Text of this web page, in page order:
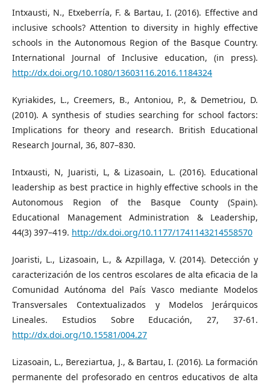
Intxausti, N., Etxeberría, F. & Bartau, I. (2016). Effective and
inclusive schools? Attention to diversity in highly effective
schools in the Autonomous Region of the Basque Country.
International Journal of Inclusive education, (in press).
http://dx.doi.org/10.1080/13603116.2016.1184324
Kyriakides, L., Creemers, B., Antoniou, P., & Demetriou, D.
(2010). A synthesis of studies searching for school factors:
Implications for theory and research. British Educational
Research Journal, 36, 807–830.
Intxausti, N, Juaristi, L, & Lizasoain, L. (2016). Educational
leadership as best practice in highly effective schools in the
Autonomous Region of the Basque County (Spain).
Educational Management Administration & Leadership,
44(3) 397–419. http://dx.doi.org/10.1177/1741143214558570
Joaristi, L., Lizasoain, L., & Azpillaga, V. (2014). Detección y
caracterización de los centros escolares de alta eficacia de la
Comunidad Autónoma del País Vasco mediante Modelos
Transversales Contextualizados y Modelos Jerárquicos
Lineales. Estudios Sobre Educación, 27, 37-61.
http://dx.doi.org/10.15581/004.27
Lizasoain, L., Bereziartua, J., & Bartau, I. (2016). La formación
permanente del profesorado en centros educativos de alta